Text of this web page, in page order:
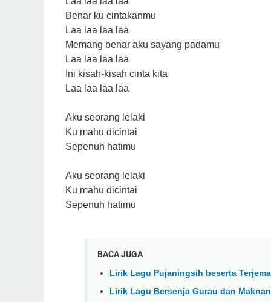
Benar ku cintakanmu
Laa laa laa laa
Memang benar aku sayang padamu
Laa laa laa laa
Ini kisah-kisah cinta kita
Laa laa laa laa
Aku seorang lelaki
Ku mahu dicintai
Sepenuh hatimu
Aku seorang lelaki
Ku mahu dicintai
Sepenuh hatimu
BACA JUGA
Lirik Lagu Pujaningsih beserta
Lirik Lagu Bersenja Gurau dan